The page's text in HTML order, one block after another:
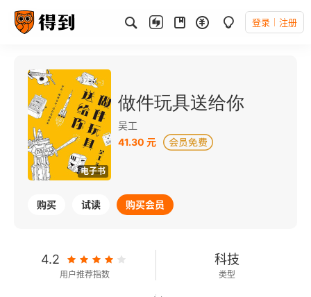
登录 注册
电子书
做件玩具送给你
吴工
41.30 元
购买 试读 购买会员
4.2
用户推荐指数
科技
类型